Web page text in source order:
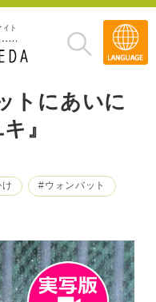
トにあいに
』
#ウォンバット
»